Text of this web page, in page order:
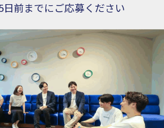
前までにご応募ください